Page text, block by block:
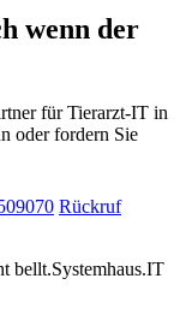
wenn der
für Tierarzt-IT in
oder fordern Sie
Rückruf
bellt.Systemhaus.IT